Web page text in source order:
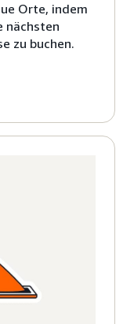
Orte, indem
nächsten
zu buchen.